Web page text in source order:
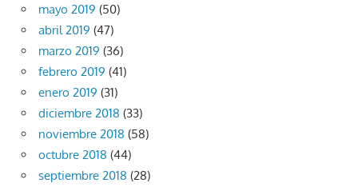
mayo 2019 (50)
abril 2019 (47)
marzo 2019 (36)
febrero 2019 (41)
enero 2019 (31)
diciembre 2018 (33)
noviembre 2018 (58)
octubre 2018 (44)
septiembre 2018 (28)